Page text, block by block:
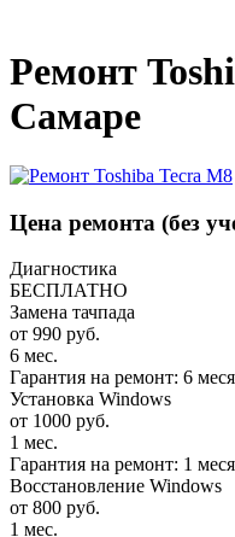
Ремонт
Самаре
Цена ремонта (без
Диагностика
БЕСПЛАТНО
Замена тачпада
от 990 руб.
6 мес.
Гарантия на ремонт: 6
Установка Windows
от 1000 руб.
1 мес.
Гарантия на ремонт: 1
Восстановление Windows
от 800 руб.
1 мес.